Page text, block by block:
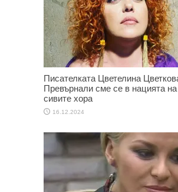
Писателката Цветелина
Превърнали сме се в нацията
сивите хора
16.12.2024